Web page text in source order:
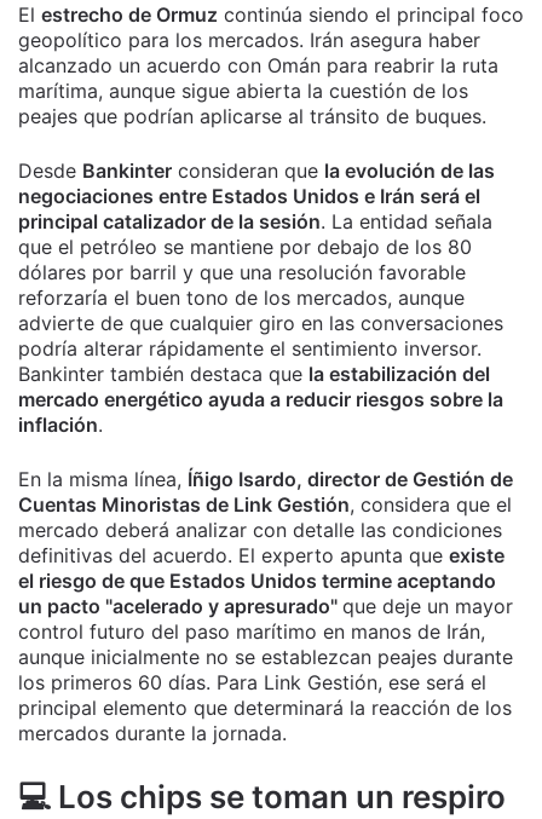
El estrecho de Ormuz continúa siendo el principal foco
geopolítico para los mercados. Irán asegura haber
alcanzado un acuerdo con Omán para reabrir la ruta
marítima, aunque sigue abierta la cuestión de los
peajes que podrían aplicarse al tránsito de buques.
Desde Bankinter consideran que la evolución de las
negociaciones entre Estados Unidos e Irán será el
principal catalizador de la sesión. La entidad señala
que el petróleo se mantiene por debajo de los 80
dólares por barril y que una resolución favorable
reforzaría el buen tono de los mercados, aunque
advierte de que cualquier giro en las conversaciones
podría alterar rápidamente el sentimiento inversor.
Bankinter también destaca que la estabilización del
mercado energético ayuda a reducir riesgos sobre la
inflación.
En la misma línea, Íñigo Isardo, director de Gestión de
Cuentas Minoristas de Link Gestión, considera que el
mercado deberá analizar con detalle las condiciones
definitivas del acuerdo. El experto apunta que existe
el riesgo de que Estados Unidos termine aceptando
un pacto "acelerado y apresurado" que deje un mayor
control futuro del paso marítimo en manos de Irán,
aunque inicialmente no se establezcan peajes durante
los primeros 60 días. Para Link Gestión, ese será el
principal elemento que determinará la reacción de los
mercados durante la jornada.
💻 Los chips se toman un respiro